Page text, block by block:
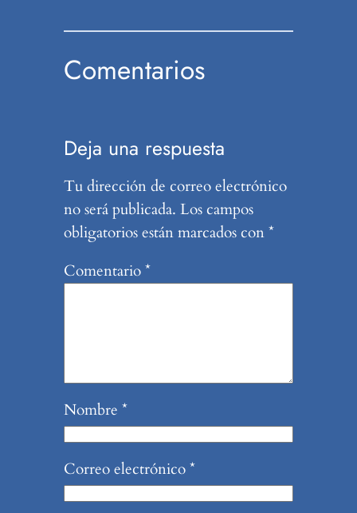
Comentarios
Deja una respuesta
Tu dirección de correo electrónico
no será publicada. Los campos
obligatorios están marcados con*
Comentario*
Nombre *
Correo electrónico*